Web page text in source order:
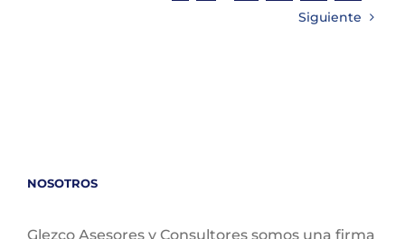
Siguiente
NOSOTROS
Glezco Asesores y Consultores somos una firma